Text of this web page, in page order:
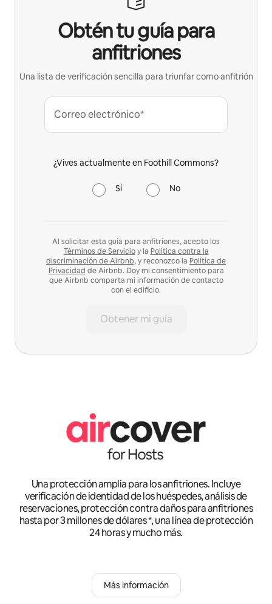
Obtén tu guía para
anfitriones
Una lista de verificación sencilla para triunfar como anfitrión
Correo electrónico*
¿Vives actualmente en Foothill Commons?
Sí No
Al solicitar esta guía para anfitriones, acepto los
Términos de Servicioy la Política contra la
discriminación de Airbnb,y reconozco la Política de
Privacidad de Airbnb. Doy mi consentimiento para
que Airbnb comparta mi información de contacto
con el edificio.
Obtener mi guía
Una protección amplia para los anfitriones. Incluye
verificación de identidad de los huéspedes, análisis de
reservaciones, protección contra daños para anfitriones
hasta por 3 millones de dólares *, una línea de protección
24 horas y mucho más.
Más información